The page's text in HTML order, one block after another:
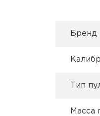
Брeнд
Тип
Масса